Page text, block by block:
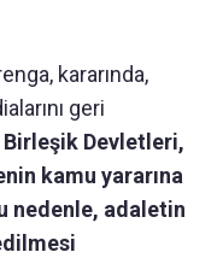
kararında,
geri
Devletleri,
kamu yararına
nedenle, adaletin